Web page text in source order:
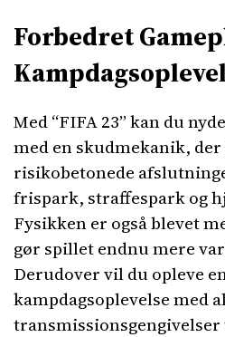
Forbedret
Med “FIFA 23” kan du
med en skudmekanik,
risikobetonede
frispark, straffespark og
Fysikken er også blevet
gør spillet endnu mere
Derudover vil du opleve
kampdagsoplevelse med